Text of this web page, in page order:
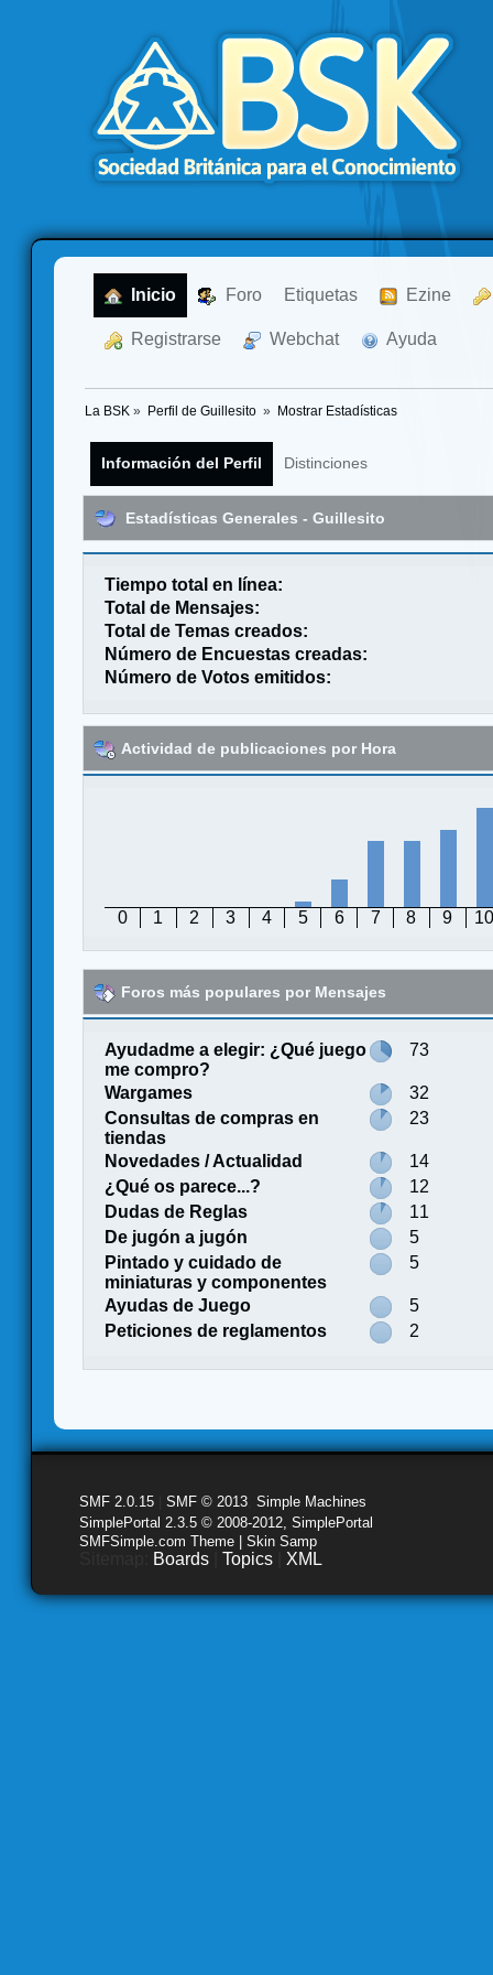
Inicio Foro Etiquetas Ezine
Registrarse Webchat Ayuda
La BSK » Perfil de Guillesito » Mostrar Estadísticas
Información del Perfil Distinciones
Estadísticas Generales - Guillesito
Tiempo total en línea:
Total de Mensajes:
Total de Temas creados:
Número de Encuestas creadas:
Número de Votos emitidos:
Actividad de publicaciones por Hora
0 1 2 3 4 5 6 7 8 9 10
Foros más populares por Mensajes
Ayudadme a elegir: ¿Qué juego
me compro?
73
Wargames
32
Consultas de compras en
tiendas
23
Novedades / Actualidad
14
¿Qué os parece...?
12
Dudas de Reglas
11
De jugón a jugón
5
Pintado y cuidado de
miniaturas y componentes
5
Ayudas de Juego
5
Peticiones de reglamentos
2
SMF 2.0.15 SMF © 2013 Simple Machines
SimplePortal 2.3.5 © 2008-2012, SimplePortal
SMFSimple.com Theme | Skin Samp
Boards Topics XML